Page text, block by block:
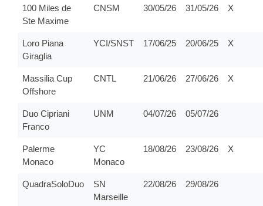
100 Miles de
Ste Maxime
CNSM 30/05/26 31/05/26 X
Loro Piana
Giraglia
YCI/SNST 17/06/25 20/06/25 X
Massilia Cup
Offshore
CNTL 21/06/26 27/06/26 X
Duo Cipriani
Franco
UNM 04/07/26 05/07/26
Palerme
Monaco
YC
Monaco
18/08/26 23/08/26 X
QuadraSoloDuo
SN
Marseille
22/08/26 29/08/26